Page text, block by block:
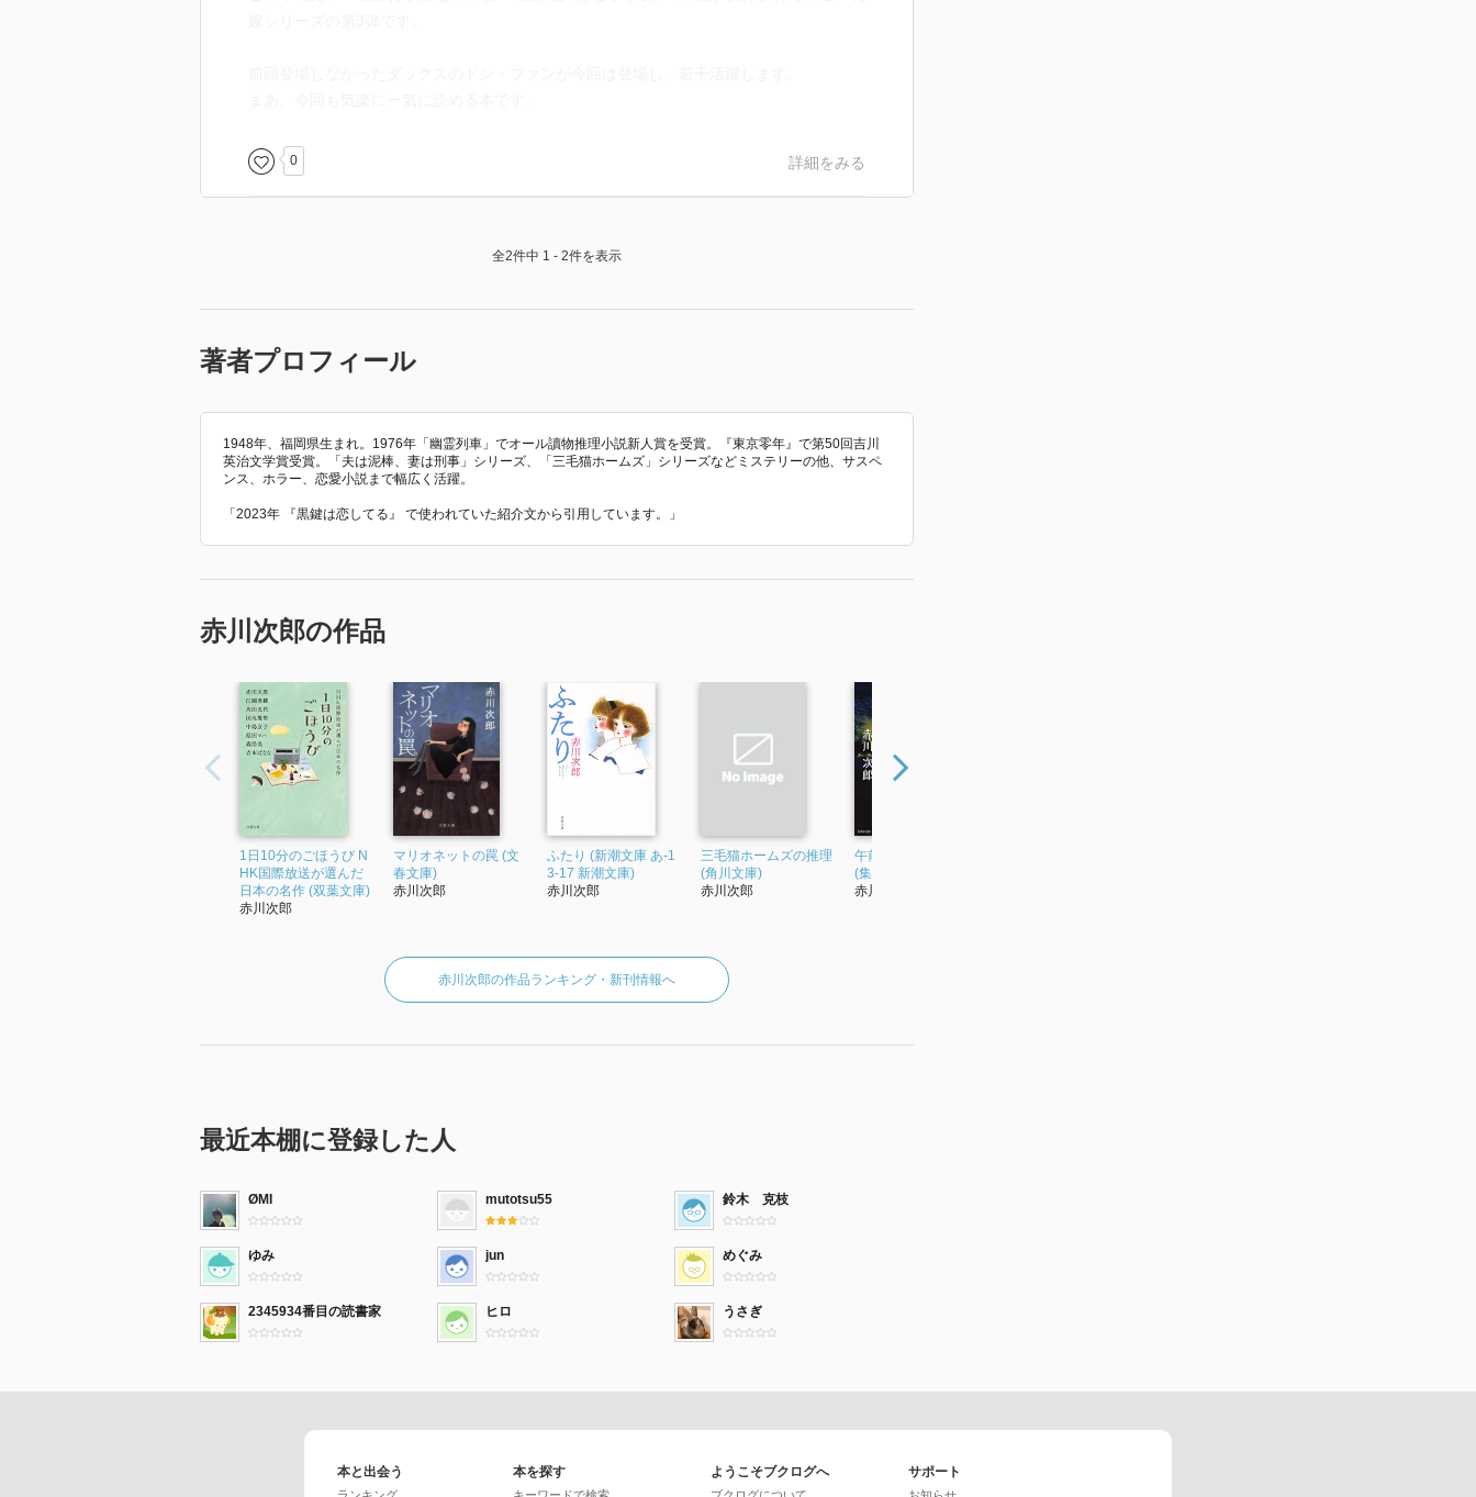
0 詳細をみる
全2件中 1 - 2件を表示
著者プロフィール
1948年、福岡県生まれ。1976年「幽霊列車」でオール讀物推理小説新人賞を受賞。『東京零年』で第50回吉川
英治文学賞受賞。「夫は泥棒、妻は刑事」シリーズ、「三毛猫ホームズ」シリーズなどミステリーの他、サスペ
ンス、ホラー、恋愛小説まで幅広く活躍。
「2023年 『黒鍵は恋してる』 で使われていた紹介文から引用しています。」
赤川次郎の作品
1日10分のごほうび N
HK国際放送が選んだ
日本の名作 (双葉文庫)
赤川次郎
マリオネットの罠 (文
春文庫)
赤川次郎
ふたり (新潮文庫 あ-1
3-17 新潮文庫)
赤川次郎
三毛猫ホームズの推理
(角川文庫)
赤川次郎
午前0時の忘れもの
(集英社文庫(日本))
赤川次郎
赤川次郎の作品ランキング・新刊情報へ
最近本棚に登録した人
ØMI mutotsu55 鈴木 克枝
ゆみ jun めぐみ
2345934番目の読書家 ヒロ うさぎ
本と出会う 本を探す ようこそブクログへ サポート